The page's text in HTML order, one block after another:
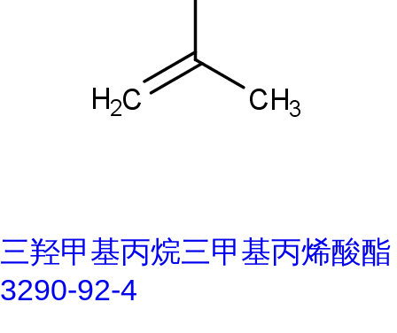
三羟甲基丙烷三甲基丙烯酸酯
3290-92-4